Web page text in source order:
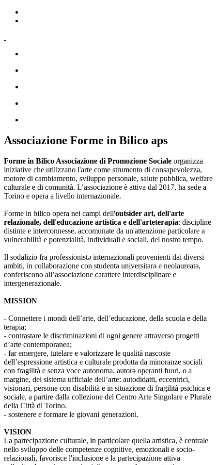
Associazione Forme in Bilico aps
Forme in Bilico Associazione di Promozione Sociale organizza
iniziative che utilizzano l'arte come strumento di consapevolezza,
motore di cambiamento, sviluppo personale, salute pubblica, welfare
culturale e di comunità. L’associazione è attiva dal 2017, ha sede a
Torino e opera a livello internazionale.
Forme in bilico opera nei campi dell'outsider art, dell'arte
relazionale, dell'educazione artistica e dell'arteterapia: discipline
distinte e interconnesse, accomunate da un'attenzione particolare a
vulnerabilità e potenzialità, individuali e sociali, del nostro tempo.
Il sodalizio fra professionistə internazionali provenienti dai diversi
ambiti, in collaborazione con studentə universitarə e neolaureatə,
conferiscono all’associazione carattere interdisciplinare e
intergenerazionale.
MISSION
- Connettere i mondi dell’arte, dell’educazione, della scuola e della
terapia;
- contrastare le discriminazioni di ogni genere attraverso progetti
d’arte contemporanea;
- far emergere, tutelare e valorizzare le qualità nascoste
dell’espressione artistica e culturale prodotta da minoranze sociali
con fragilità e senza voce autonoma, autorə operanti fuori, o a
margine, del sistema ufficiale dell’arte: autodidatti, eccentrici,
visionari, persone con disabilità e in situazione di fragilità psichica e
sociale, a partire dalla collezione del Centro Arte Singolare e Plurale
della Città di Torino.
- sostenere e formare le giovani generazioni.
VISION
La partecipazione culturale, in particolare quella artistica, è centrale
nello sviluppo delle competenze cognitive, emozionali e socio-
relazionali, favorisce l'inclusione e la partecipazione attiva